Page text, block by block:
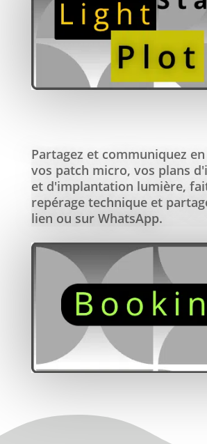
Partagez et communiquez
vos patch micro, vos plans
et d'implantation lumière,
repérage technique et
lien ou sur WhatsApp.